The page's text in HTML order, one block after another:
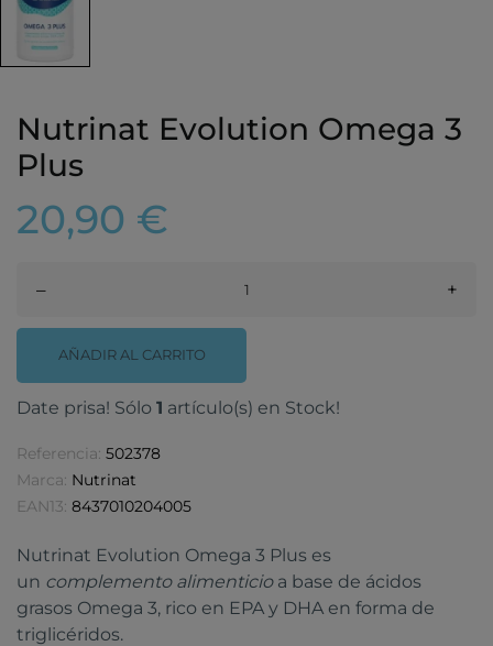
Nutrinat Evolution Omega 3
Plus
20,90 €
– +
AÑADIR AL CARRITO
Date prisa! Sólo 1 artículo(s) en Stock!
Referencia: 502378
Marca: Nutrinat
EAN13: 8437010204005
Nutrinat Evolution Omega 3 Plus es
un complemento alimenticioa base de ácidos
grasos Omega 3, rico en EPA y DHA en forma de
triglicéridos.